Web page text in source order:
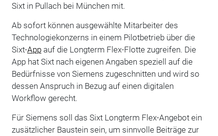
Sixt in Pullach bei München mit.
Ab sofort können ausgewählte Mitarbeiter des
Technologiekonzerns in einem Pilotbetrieb über die
Sixt-Appauf die Longterm Flex-Flotte zugreifen. Die
App hat Sixt nach eigenen Angaben speziell auf die
Bedürfnisse von Siemens zugeschnitten und wird so
dessen Anspruch in Bezug auf einen digitalen
Workflow gerecht.
Für Siemens soll das Sixt Longterm Flex-Angebot ein
zusätzlicher Baustein sein, um sinnvolle Beiträge zur